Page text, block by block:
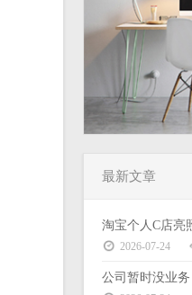
最新文章
2026-07-24